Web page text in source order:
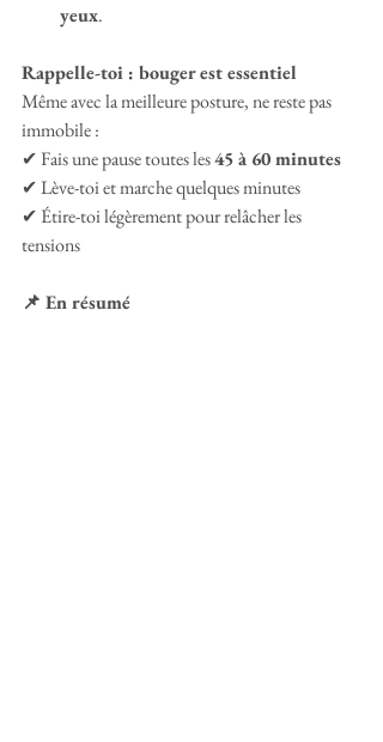
yeux.
Rappelle-toi : bouger est essentiel
Même avec la meilleure posture, ne reste pas
immobile :
✔ Fais une pause toutes les 45 à 60 minutes
✔ Lève-toi et marche quelques minutes
✔ Étire-toi légèrement pour relâcher les
tensions
📌 En résumé